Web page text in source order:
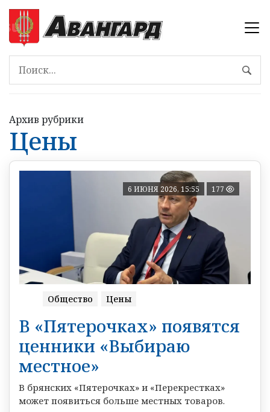
Архив рубрики
Цены
6 ИЮНЯ 2026, 15:55 177
Общество Цены
В «Пятерочках» появятся
ценники «Выбираю
местное»
В брянских «Пятерочках» и «Перекрестках»
может появиться больше местных товаров.